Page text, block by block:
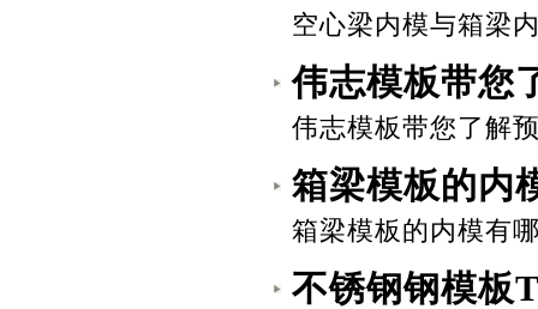
空心梁内模与箱梁
伟志模板带您
伟志模板带您了解
箱梁模板的内
箱梁模板的内模有
不锈钢钢模板